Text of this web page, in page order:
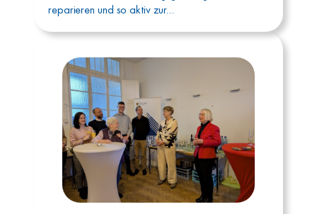
reparieren und so aktiv zur…